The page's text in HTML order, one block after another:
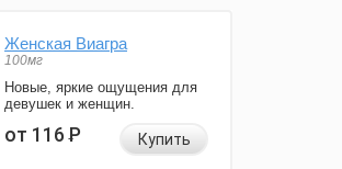
Женская Виагра
100мг
Новые, яркие ощущения для
девушек и женщин.
от 116Р Купить